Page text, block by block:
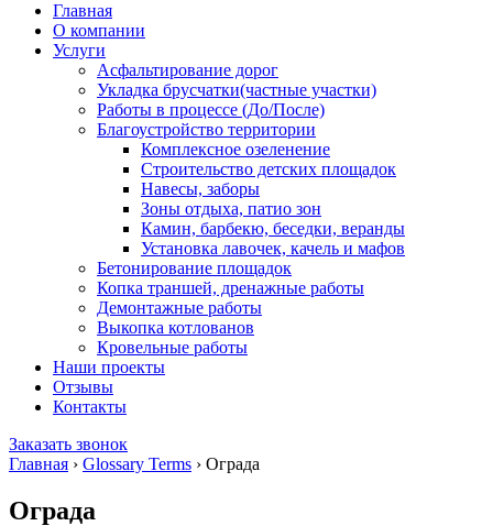
Главная
О компании
Услуги
Асфальтирование дорог
Укладка брусчатки(частные участки)
Работы в процессе (До/После)
Благоустройство территории
Комплексное озеленение
Строительство детских площадок
Навесы, заборы
Зоны отдыха, патио зон
Камин, барбекю, беседки, веранды
Установка лавочек, качель и мафов
Бетонирование площадок
Копка траншей, дренажные работы
Демонтажные работы
Выкопка котлованов
Кровельные работы
Наши проекты
Отзывы
Контакты
Заказать звонок
Главная › Glossary Terms › Ограда
Ограда